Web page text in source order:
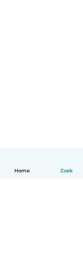
Home Zoek